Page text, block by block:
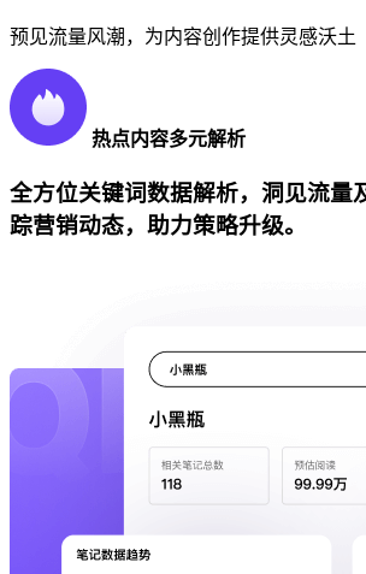
预见流量风潮，为内容创作提供灵感沃土
热点内容多元解析
全方位关键词数据解析，洞见流量
踪营销动态，助力策略升级。